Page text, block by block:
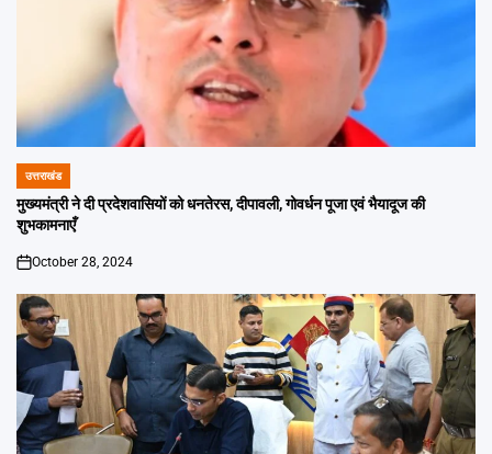
POSTED
IN
उत्तराखंड
मुख्यमंत्री ने दी प्रदेशवासियों को धनतेरस, दीपावली, गोवर्धन पूजा एवं भैयादूज की
शुभकामनाएँ
on
October 28, 2024